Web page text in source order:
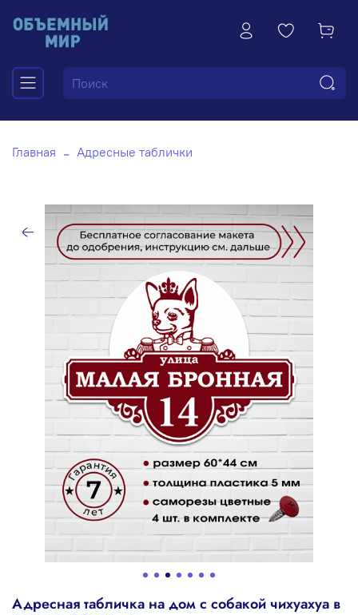
Главная Адресные таблички
Адресная табличка на дом с собакой чихуахуа в